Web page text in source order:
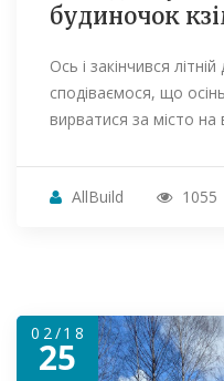
будиночок
Ось і закінчився
сподіваємося, що
вирватися за місто на
AllBuild 1055
02/18
25